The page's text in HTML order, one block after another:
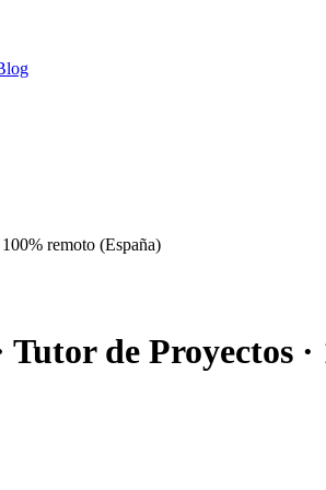
remoto (España)
de Proyectos